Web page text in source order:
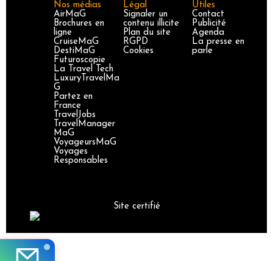
Nos médias
AirMaG
Brochures en
ligne
CruiseMaG
DestiMaG
Futuroscopie
La Travel Tech
LuxuryTravelMa
G
Partez en
France
TravelJobs
TravelManager
MaG
VoyageursMaG
Voyages
Responsables
Légal
Signaler un
contenu illicite
Plan du site
RGPD
Cookies
Utiles
Contact
Publicité
Agenda
La presse en
parle
Site certifié